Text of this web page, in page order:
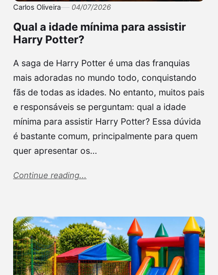
Carlos Oliveira 04/07/2026
Qual a idade mínima para assistir
Harry Potter?
A saga de Harry Potter é uma das franquias
mais adoradas no mundo todo, conquistando
fãs de todas as idades. No entanto, muitos pais
e responsáveis se perguntam: qual a idade
mínima para assistir Harry Potter? Essa dúvida
é bastante comum, principalmente para quem
quer apresentar os…
Continue reading...